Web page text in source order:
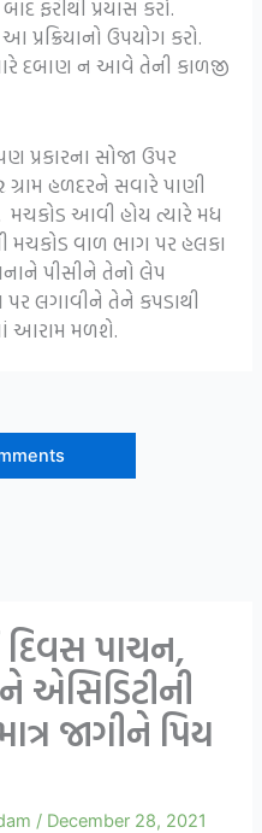
ફરીથી પ્રયાસ કરો.
ઉપયોગ કરો.
દબાણ ન આવે તેની કાળજી
પ્રકારના સોજા ઉપર
હળદરને સવારે પાણી
આવી હોય ત્યારે મધ
મચકોડ વાળ ભાગ પર હલકા
પીસીને તેનો લેપ
લગાવીને તેને કપડાથી
આરામ મળશે.
દિવસ પાચન,
જાગીને પિય
/ December 28, 2021